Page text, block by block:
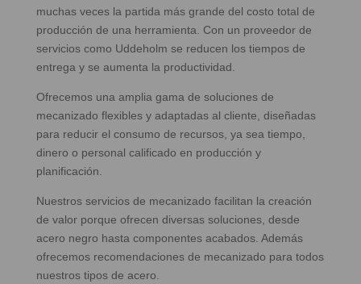
muchas veces la partida más grande del costo total de
producción de una herramienta. Con un proveedor de
servicios como Uddeholm se reducen los tiempos de
entrega y se aumenta la productividad.
Ofrecemos una amplia gama de soluciones de
mecanizado flexibles y adaptadas al cliente, diseñadas
para reducir el consumo de recursos, ya sea tiempo,
dinero o personal calificado en producción y
planificación.
Nuestros servicios de mecanizado facilitan la creación
de valor porque ofrecen diversas soluciones, desde
acero negro hasta componentes acabados. Además
ofrecemos recomendaciones de mecanizado para todos
nuestros tipos de acero.